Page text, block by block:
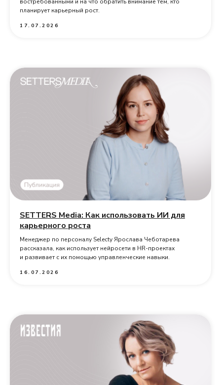
планирует карьерный рост.
17.07.2026
SETTERS Media: Как использовать ИИ для
карьерного роста
Менеджер по персоналу Selecty Ярослава Чеботарева
рассказала, как использует нейросети в HR-проектах
и развивает с их помощью управленческие навыки.
16.07.2026